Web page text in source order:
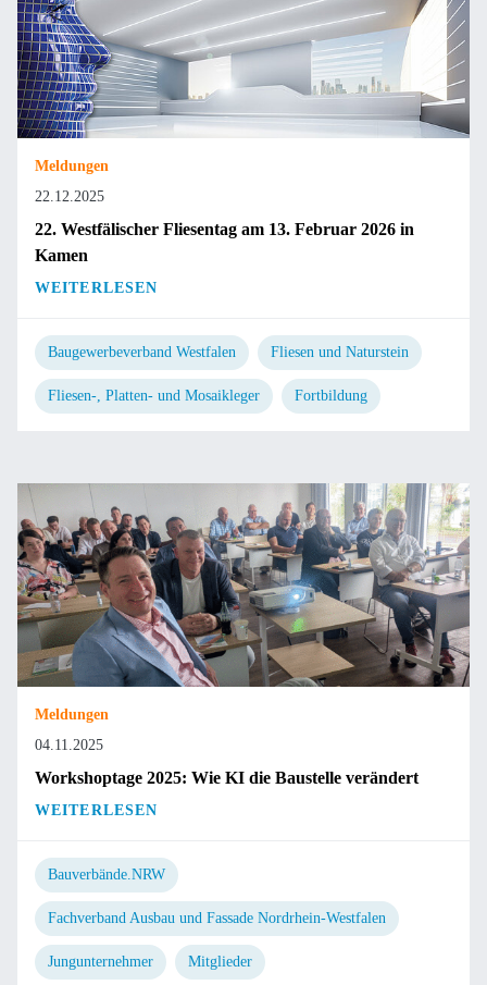
Meldungen
22.12.2025
22. Westfälischer Fliesentag am 13. Februar 2026 in
Kamen
WEITERLESEN
Baugewerbeverband Westfalen Fliesen und Naturstein
Fliesen-, Platten- und Mosaikleger Fortbildung
Meldungen
04.11.2025
Workshoptage 2025: Wie KI die Baustelle verändert
WEITERLESEN
Bauverbände.NRW
Fachverband Ausbau und Fassade Nordrhein-Westfalen
Jungunternehmer Mitglieder